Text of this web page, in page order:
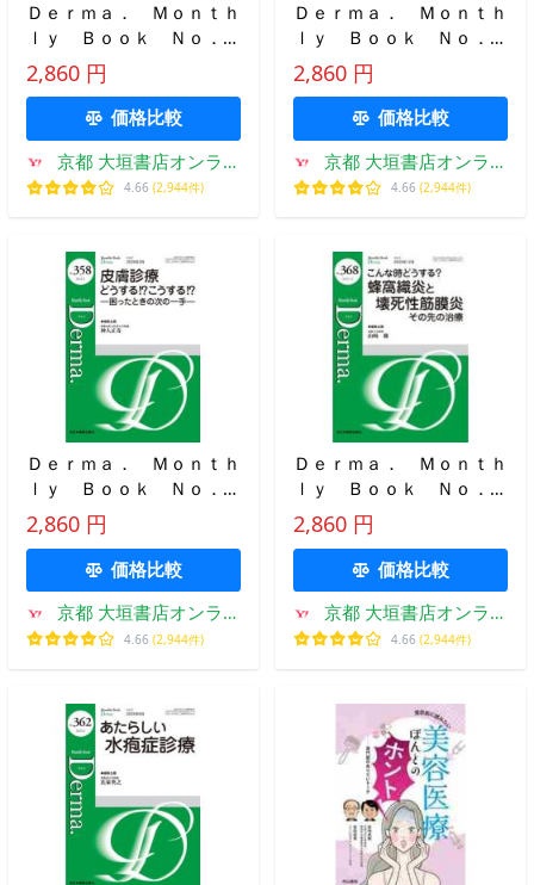
Ｄｅｒｍａ． Ｍｏｎｔｈ
ｌｙ Ｂｏｏｋ Ｎｏ．３
６５（２０２５．９） / 堀
仁子
2,860 円
価格比較
京都 大垣書店オンライ
ン
4.66 (2,944件)
Ｄｅｒｍａ． Ｍｏｎｔｈ
ｌｙ Ｂｏｏｋ Ｎｏ．３
６７（２０２５．１１） /
清水忠道
2,860 円
価格比較
京都 大垣書店オンライ
ン
4.66 (2,944件)
Ｄｅｒｍａ． Ｍｏｎｔｈ
ｌｙ Ｂｏｏｋ Ｎｏ．３
５８（２０２５．３） / 神
人正寿
2,860 円
価格比較
京都 大垣書店オンライ
ン
4.66 (2,944件)
Ｄｅｒｍａ． Ｍｏｎｔｈ
ｌｙ Ｂｏｏｋ Ｎｏ．３
６８（２０２５．１２） /
山崎修
2,860 円
価格比較
京都 大垣書店オンライ
ン
4.66 (2,944件)